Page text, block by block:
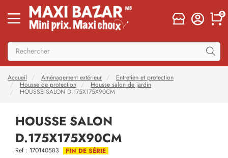
0
Accueil Aménagement extérieur
Entretien et protection
Housse de protection
Housse salon de jardin
HOUSSE SALON D.175X175X90CM
HOUSSE SALON
D.175X175X90CM
Ref : 170140583 FIN DE SÉRIE